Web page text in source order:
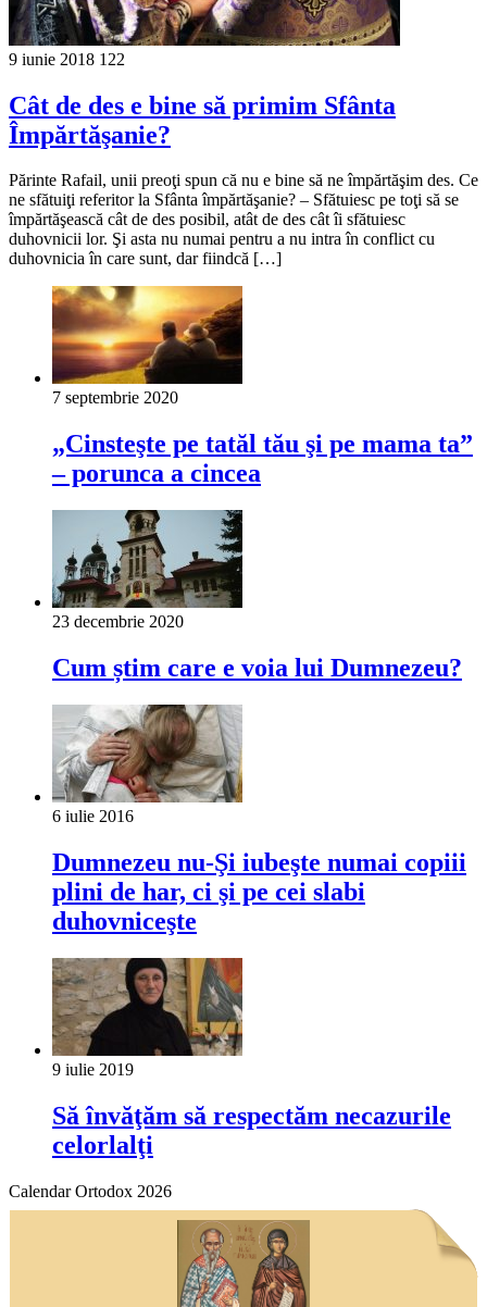
9 iunie 2018 122
Cât de des e bine să primim Sfânta
Împărtăşanie?
Părinte Rafail, unii preoţi spun că nu e bine să ne împărtăşim des. Ce
ne sfătuiţi referitor la Sfânta împărtăşanie? – Sfătuiesc pe toţi să se
împărtăşească cât de des posibil, atât de des cât îi sfătuiesc
duhovnicii lor. Şi asta nu numai pentru a nu intra în conflict cu
duhovnicia în care sunt, dar fiindcă […]
7 septembrie 2020
„Cinsteşte pe tatăl tău şi pe mama ta”
‒ porunca a cincea
23 decembrie 2020
Cum știm care e voia lui Dumnezeu?
6 iulie 2016
Dumnezeu nu-Şi iubeşte numai copiii
plini de har, ci şi pe cei slabi
duhovniceşte
9 iulie 2019
Să învăţăm să respectăm necazurile
celorlalţi
Calendar Ortodox 2026